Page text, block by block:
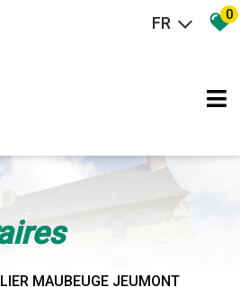
FR 0
MAUBEUGE JEUMONT